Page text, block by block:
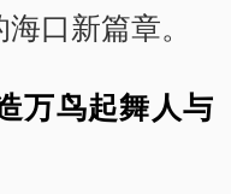
口新篇章。
万鸟起舞人与